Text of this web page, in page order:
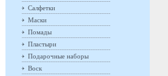
Салфетки
Маски
Помады
Пластыри
Подарочные наборы
Воск